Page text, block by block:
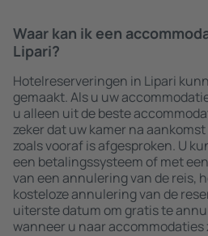
Waar kan ik een
Lipari?
Hotelreserveringen in Lipari
gemaakt. Als u uw
u alleen uit de beste
zeker dat uw kamer na
zoals vooraf is afgesproken. U
een betalingssysteem of met
van een annulering van de reis,
kosteloze annulering van de
uiterste datum om gratis te
wanneer u naar accommodaties